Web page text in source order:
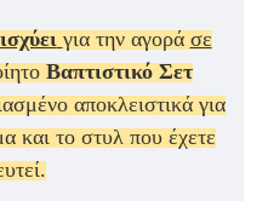
για την αγορά σε
Βαπτιστικό Σετ
αποκλειστικά για
και το στυλ που έχετε